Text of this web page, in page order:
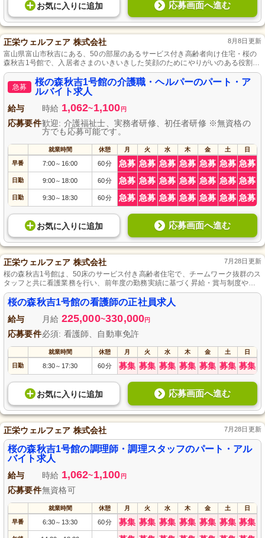
お気に入り に追加 応募画面へ進む
正栄ウェルフェア 株式会社 8月8日更新
富山県富山市秋吉にある、50の部屋のあるサービス付き高齢者向け住宅・桜の
森秋吉1号館で、入居者さまのいきいきした笑顔のためにやりがいのある役割を
果たしてみませんか。
急募
桜の森秋吉1号館の介護職・ヘルパーのパート・ア
ルバイト求人
給与 時給 1,062~1,100 円
応募要件歓迎: 介護福祉士、実務者研修、初任者研修 ※無資格の
方でも応募可能です。
就業時間 休憩 月 火 水 木 金 土 日
早番 7:00～ 16:00 60分 急募 急募 急募 急募 急募 急募 急募
日勤 9:00～ 18:00 60分 急募 急募 急募 急募 急募 急募 急募
日勤 9:30～ 18:30 60分 急募 急募 急募 急募 急募 急募 急募
お気に入り に追加 応募画面へ進む
正栄ウェルフェア 株式会社 7月28日更新
桜の森秋吉1号館は、50床のサービス付き高齢者住宅で、チームワーク抜群のス
タッフと共に看護業務を行い、前年度の勤務実績に基づく昇給・賞与制度や育
児休業の取得をサポートする環境が整っています。
桜の森秋吉1号館の看護師の正社員求人
給与 月給 225,000~330,000円
応募要件必須: 看護師、自動車免許
就業時間 休憩 月 火 水 木 金 土 日
日勤 8:30～ 17:30 60分 募集 募集 募集 募集 募集 募集 募集
お気に入り に追加 応募画面へ進む
正栄ウェルフェア 株式会社 7月28日更新
桜の森秋吉1号館の調理師・調理スタッフのパート・アル
バイト求人
給与 時給 1,062~1,100 円
応募要件無資格可
就業時間 休憩 月 火 水 木 金 土 日
早番 6:30～ 13:30 60分 募集 募集 募集 募集 募集 募集 募集